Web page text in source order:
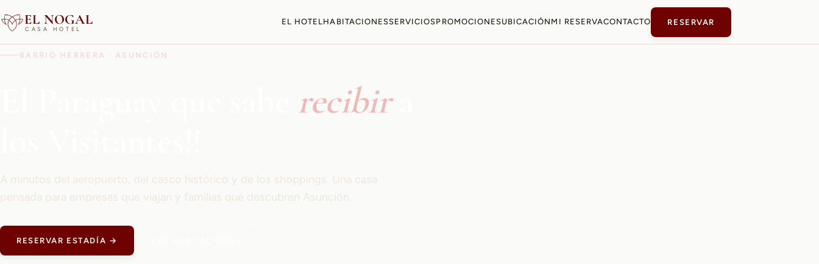
EL NOGAL
CASA HOTEL
EL HOTELHABITACIONESSERVICIOSPROMOCIONESUBICACIÓN MI RESERVACONTACTO RESERVAR
BARRIO HERRERA · ASUNCIÓN
recibira
A minutos del aeropuerto, del casco histórico y de los shoppings. Una casa
pensada para empresas que viajan y familias que descubren Asunción.
RESERVAR ESTADÍA →